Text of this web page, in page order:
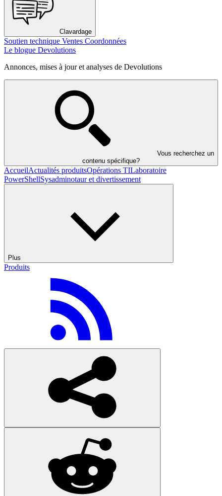
Clavardage
Soutien technique Ventes Coordonnées
Le blogue Devolutions
Annonces, mises à jour et analyses de Devolutions
Vous recherchez un
contenu spécifique?
AccueilActualités produitsOpérations TILaboratoire
PowerShellSysadminotaur et divertissement
Plus
Produits